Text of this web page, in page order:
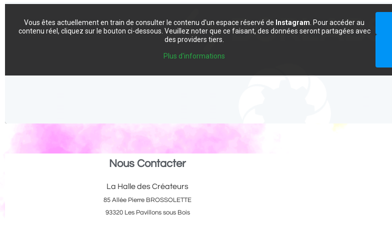
Vous êtes actuellement en train de consulter le contenu d'un espace réservé de Instagram . Pour accéder au
contenu réel, cliquez sur le bouton ci-dessous. Veuillez noter que ce faisant, des données seront partagées avec
des providers tiers.
Plus d'informations
Nous Contacter
La Halle des Créateurs
85 Allée Pierre BROSSOLETTE
93320 Les Pavillons sous Bois